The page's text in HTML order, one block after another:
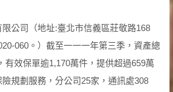
公司（地址:臺北市信義區莊敬路168
060。）截至一一一年第三季，資產總
有效保單逾1,170萬件，提供超過659萬
規劃服務，分公司25家，通訊處308